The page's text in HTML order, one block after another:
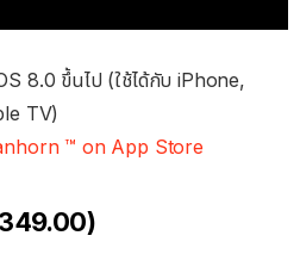
8.0 ขึ้นไป (ใช้ได้กับ iPhone,
TV)
™ on App Store